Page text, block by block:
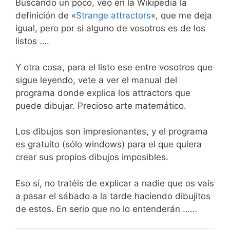
Buscando un poco, veo en la Wikipedia la
definición de «Strange attractors«, que me deja
igual, pero por si alguno de vosotros es de los
listos ….
Y otra cosa, para el listo ese entre vosotros que
sigue leyendo, vete a ver el manual del
programa donde explica los attractors que
puede dibujar. Precioso arte matemático.
Los dibujos son impresionantes, y el programa
es gratuito (sólo windows) para el que quiera
crear sus propios dibujos imposibles.
Eso sí, no tratéis de explicar a nadie que os vais
a pasar el sábado a la tarde haciendo dibujitos
de estos. En serio que no lo entenderán ……